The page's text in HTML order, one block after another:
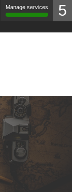
Manage services 5